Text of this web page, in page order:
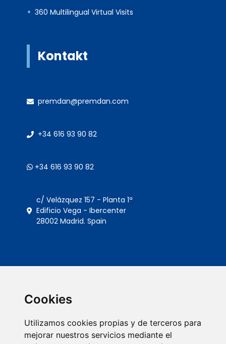
Cookies
Utilizamos cookies propias y de terceros para
mejorar nuestros servicios mediante el
360 Multilingual Virtual Visits
Kontakt
premdan@premdan.com
+34 616 93 90 82
+34 616 93 90 82
c/ Velázquez 157 - Planta 1ª
Edificio Vega - Ibercenter
28002 Madrid. Spain